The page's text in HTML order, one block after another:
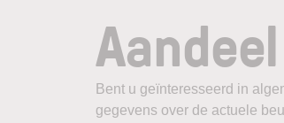
Bent u geïnteresseerd in
gegevens over de actuele